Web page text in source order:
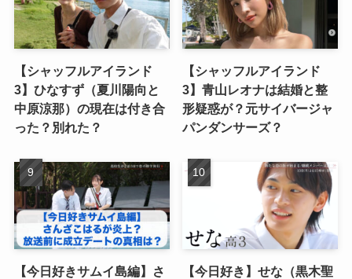
【シャッフルアイランド
3】ひなすず（夏川陽向と
中原涼那）の現在は付き合
った？別れた？
【シャッフルアイランド
3】青山レオナは結婚と整
形疑惑が？元サイバージャ
パンダンサーズ？
【今日好きサムイ島編】さ
【今日好き】せな（黒木聖